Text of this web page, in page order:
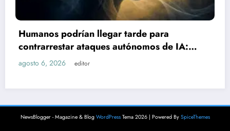
Sube a 21 el número de lesionados
explosión de pipa de gas en
agosto 6, 2026 editor
NewsBlogger - Magazine & BlogWordPressTema 2026 | Powered BySpiceThemes